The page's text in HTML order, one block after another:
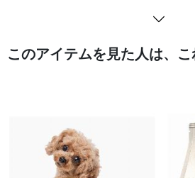
このアイテムを見た人は、